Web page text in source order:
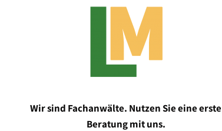
Wir sind Fachanwälte. Nutzen Sie eine erste
Beratung mit uns.